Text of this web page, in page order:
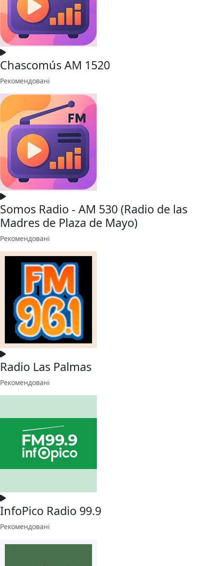
Chascomús AM 1520
Рекомендовані
Somos Radio - AM 530 (Radio de las
Madres de Plaza de Mayo)
Рекомендовані
Radio Las Palmas
Рекомендовані
InfoPico Radio 99.9
Рекомендовані